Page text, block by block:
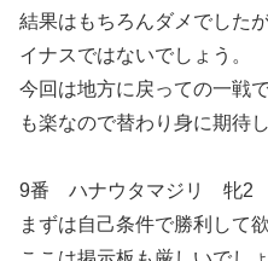
結果はもちろんダメでした
イナスではないでしょう。
今回は地方に戻っての一戦
も楽なので替わり身に期待
9番 ハナウタマジリ 牝2
まずは自己条件で勝利して欲